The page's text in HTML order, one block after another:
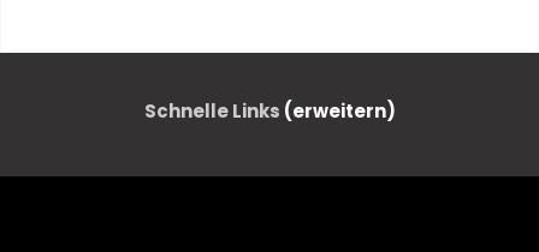
ENTWERFEN GRUNGE
UNVERARBEITET RAU
Schnelle Links (erweitern)